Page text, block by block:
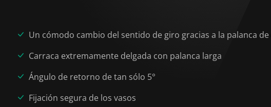
Un cómodo cambio del sentido de giro gracias a la palanca
Carraca extremamente delgada con palanca larga
Ángulo de retorno de tan sólo 5°
Fijación segura de los vasos